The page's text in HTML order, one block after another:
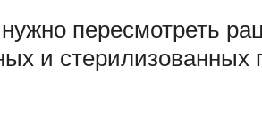
пересмотреть
и